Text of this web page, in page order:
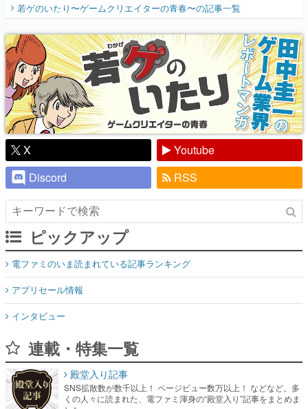
『少年ジャンプ』色だった【若ゲのいた
り】
若ゲのいたり〜ゲームクリエイターの青春〜の記事一覧
X
Youtube
Discord
RSS
ピックアップ
電ファミのいま読まれている記事ランキング
アプリセール情報
インタビュー
連載・特集一覧
殿堂入り記事
SNS拡散数が数千以上！ ページビュー数万以上！ などなど。多
くの人々に読まれた、電ファミ渾身の“殿堂入り”記事をまとめま